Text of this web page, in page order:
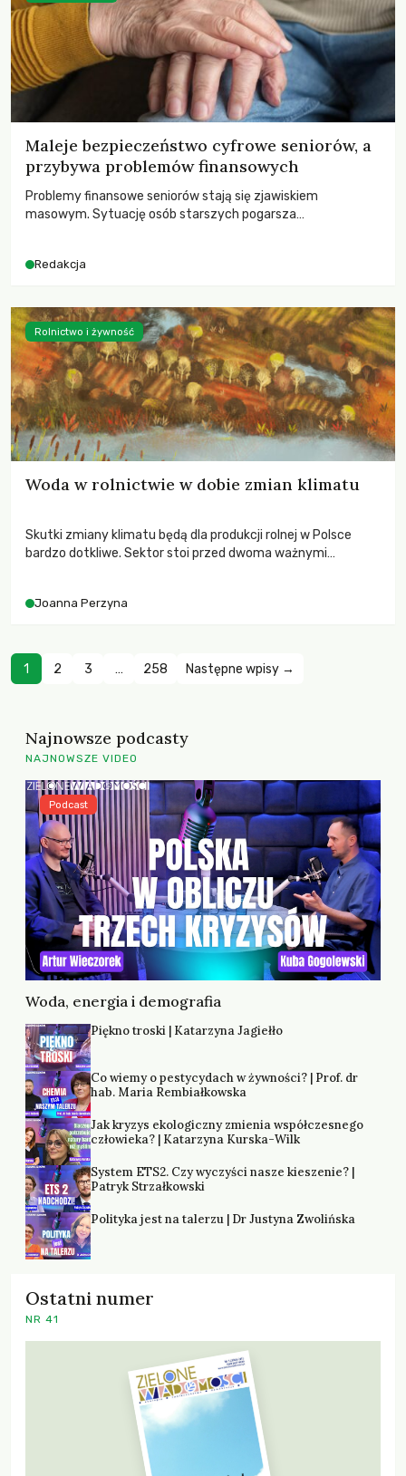
Maleje bezpieczeństwo cyfrowe seniorów, a
przybywa problemów finansowych
Problemy finansowe seniorów stają się zjawiskiem
masowym. Sytuację osób starszych pogarsza
Redakcja
Woda w rolnictwie w dobie zmian klimatu
Skutki zmiany klimatu będą dla produkcji rolnej w Polsce
bardzo dotkliwe. Sektor stoi przed dwoma ważnymi
zachodzących zmian klimatycznych. Wymagać to będzie
Joanna Perzyna
Rolnictwo i żywność
1 2 3 … 258 Następne wpisy →
Najnowsze podcasty
NAJNOWSZE VIDEO
Woda, energia i demografia
Podcast
Piękno troski | Katarzyna Jagiełło
Co wiemy o pestycydach w żywności? | Prof. dr
hab. Maria Rembiałkowska
Jak kryzys ekologiczny zmienia współczesnego
człowieka? | Katarzyna Kurska-Wilk
System ETS2. Czy wyczyści nasze kieszenie? |
Patryk Strzałkowski
Polityka jest na talerzu | Dr Justyna Zwolińska
Ostatni numer
NR 41